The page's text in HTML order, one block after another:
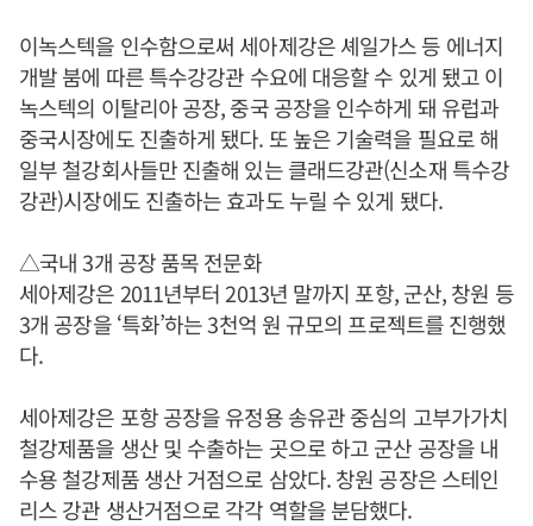
이녹스텍을 인수함으로써 세아제강은 셰일가스 등 에너지
개발 붐에 따른 특수강강관 수요에 대응할 수 있게 됐고 이
녹스텍의 이탈리아 공장, 중국 공장을 인수하게 돼 유럽과
중국시장에도 진출하게 됐다. 또 높은 기술력을 필요로 해
일부 철강회사들만 진출해 있는 클래드강관(신소재 특수강
강관)시장에도 진출하는 효과도 누릴 수 있게 됐다.
△국내 3개 공장 품목 전문화
세아제강은 2011년부터 2013년 말까지 포항, 군산, 창원 등
3개 공장을 ‘특화’하는 3천억 원 규모의 프로젝트를 진행했
다.
세아제강은 포항 공장을 유정용 송유관 중심의 고부가가치
철강제품을 생산 및 수출하는 곳으로 하고 군산 공장을 내
수용 철강제품 생산 거점으로 삼았다. 창원 공장은 스테인
리스 강관 생산거점으로 각각 역할을 분담했다.